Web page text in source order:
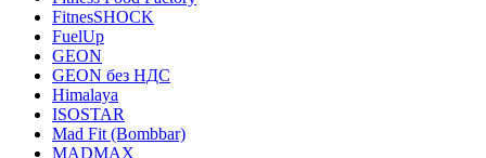
FitnesSHOCK
FuelUp
GEON
GEON без НДС
Himalaya
ISOSTAR
Mad Fit (Bombbar)
MADMAX